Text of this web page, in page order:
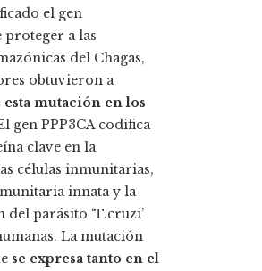
el gen
proteger a las
del Chagas,
obtuvieron a
mutación en los
gen PPP3CA codifica
clave en la
células inmunitarias,
innata y la
parásito ‘T.cruzi’
La mutación
se expresa tanto en el